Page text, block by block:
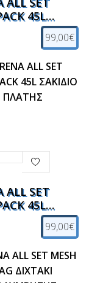
45L
ΠΛΑΤΗΣ
99,00€
ALL SET
45L
ΠΛΑΤΗΣ
99,00€